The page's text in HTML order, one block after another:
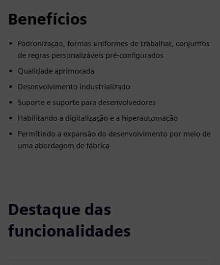
Benefícios
Padronização, formas uniformes de trabalhar, conjuntos
de regras personalizáveis pré-configurados
Qualidade aprimorada
Desenvolvimento industrializado
Suporte e suporte para desenvolvedores
Habilitando a digitalização e a hiperautomação
Permitindo a expansão do desenvolvimento por meio de
uma abordagem de fábrica
Destaque das
funcionalidades